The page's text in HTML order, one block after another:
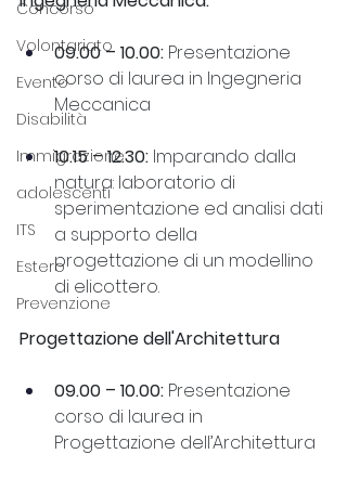
Concorso
Volontariato
Evento
Disabilità
Immigrazione
adolescenti
ITS
Estero
Prevenzione
09.00 – 10.00: Presentazione
corso di laurea in Ingegneria
Meccanica
10.15 – 12.30: Imparando dalla
natura: laboratorio di
sperimentazione ed analisi dati
a supporto della
progettazione di un modellino
di elicottero.
Progettazione dell'Architettura
09.00 – 10.00: Presentazione
corso di laurea in
Progettazione dell’Architettura